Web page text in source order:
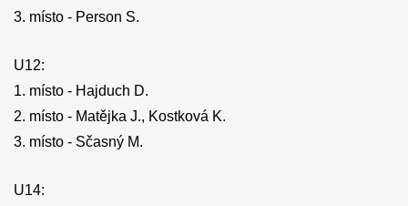
3. místo - Person S.
U12:
1. ‎místo - Hajduch D.
2. místo - Matějka J., Kostková K.
3. místo - Sčasný M.
U14: